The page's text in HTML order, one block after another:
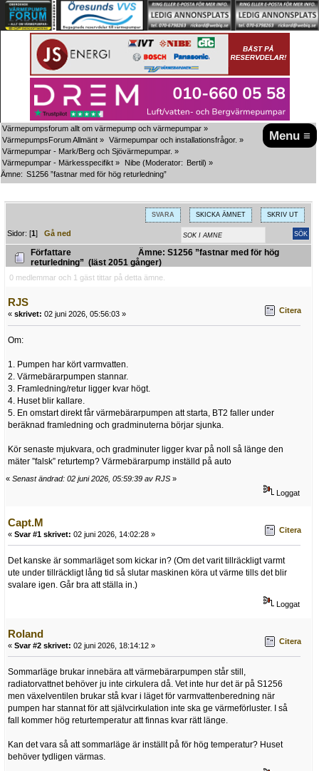
Menu ≡
Värmepumpsforum allt om värmepump och värmepumpar »
VärmepumpsForum Allmänt » Värmepumpar och installationsfrågor. »
Värmepumpar - Mark/Berg och Sjövärmepumpar. »
Värmepumpar - Märkesspecifikt » Nibe (Moderator: Bertil) »
Ämne: S1256 ”fastnar med för hög returledning”
SVARA SKICKA ÄMNET SKRIV UT
Sidor: [1]Gå ned
Författare
Ämne: S1256 ”fastnar med för hög
returledning” (läst 2051 gånger)
0 medlemmar och 1 gäst tittar på detta ämne.
RJS
« skrivet: 02 juni 2026, 05:56:03 » Citera
Om:
1. Pumpen har kört varmvatten.
2. Värmebärarpumpen stannar.
3. Framledning/retur ligger kvar högt.
4. Huset blir kallare.
5. En omstart direkt får värmebärarpumpen att starta, BT2 faller under
beräknad framledning och gradminuterna börjar sjunka.
Kör senaste mjukvara, och gradminuter ligger kvar på noll så länge den
mäter ”falsk” returtemp? Värmebärarpump inställd på auto
« Senast ändrad: 02 juni 2026, 05:59:39 av RJS »
Loggat
Capt.M
« Svar #1 skrivet: 02 juni 2026, 14:02:28 » Citera
Det kanske är sommarläget som kickar in? (Om det varit tillräckligt varmt
ute under tillräckligt lång tid så slutar maskinen köra ut värme tills det blir
svalare igen. Går bra att ställa in.)
Loggat
Roland
« Svar #2 skrivet: 02 juni 2026, 18:14:12 » Citera
Sommarläge brukar innebära att värmebärarpumpen står still,
radiatorvattnet behöver ju inte cirkulera då. Vet inte hur det är på S1256
men växelventilen brukar stå kvar i läget för varmvattenberedning när
pumpen har stannat för att självcirkulation inte ska ge värmeförluster. I så
fall kommer hög returtemperatur att finnas kvar rätt länge.
Kan det vara så att sommarläge är inställt på för hög temperatur? Huset
behöver tydligen värmas.